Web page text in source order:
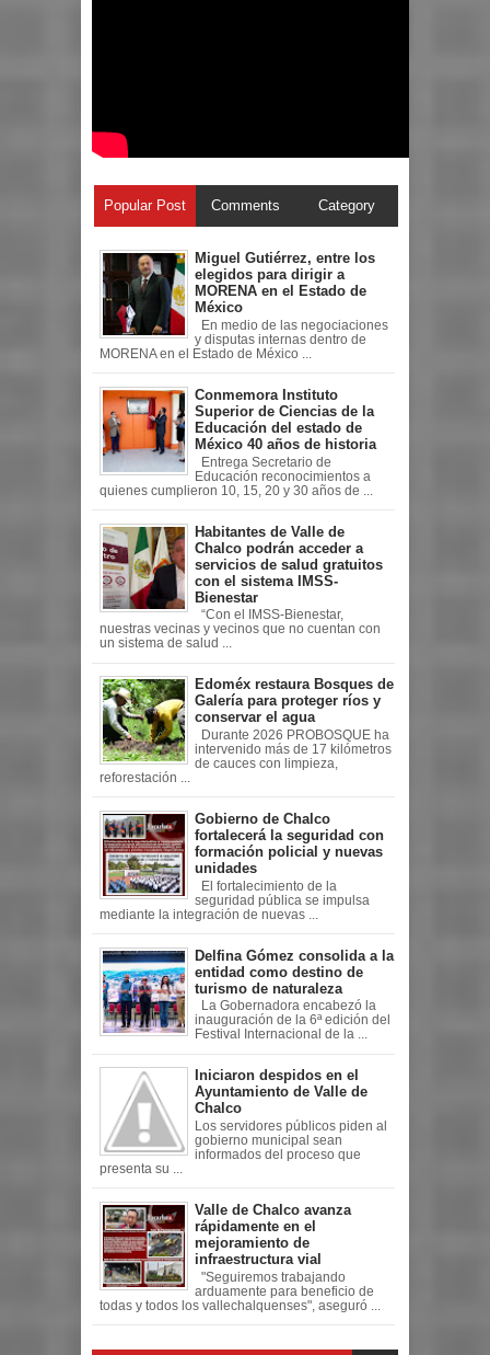
Popular Post Comments Category
Miguel Gutiérrez, entre los
elegidos para dirigir a
MORENA en el Estado de
México
En medio de las negociaciones
y disputas internas dentro de
MORENA en el Estado de México ...
Conmemora Instituto
Superior de Ciencias de la
Educación del estado de
México 40 años de historia
Entrega Secretario de
Educación reconocimientos a
quienes cumplieron 10, 15, 20 y 30 años de ...
Habitantes de Valle de
Chalco podrán acceder a
servicios de salud gratuitos
con el sistema IMSS-
Bienestar
“Con el IMSS-Bienestar,
nuestras vecinas y vecinos que no cuentan con
un sistema de salud ...
Edoméx restaura Bosques de
Galería para proteger ríos y
conservar el agua
Durante 2026 PROBOSQUE ha
intervenido más de 17 kilómetros
de cauces con limpieza,
reforestación ...
Gobierno de Chalco
fortalecerá la seguridad con
formación policial y nuevas
unidades
El fortalecimiento de la
seguridad pública se impulsa
mediante la integración de nuevas ...
Delfina Gómez consolida a la
entidad como destino de
turismo de naturaleza
La Gobernadora encabezó la
inauguración de la 6ª edición del
Festival Internacional de la ...
Iniciaron despidos en el
Ayuntamiento de Valle de
Chalco
Los servidores públicos piden al
gobierno municipal sean
informados del proceso que
presenta su ...
Valle de Chalco avanza
rápidamente en el
mejoramiento de
infraestructura vial
"Seguiremos trabajando
arduamente para beneficio de
todas y todos los vallechalquenses", aseguró ...